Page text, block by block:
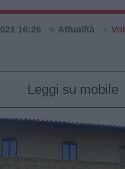
16:26 Attualità
Leggi su mobile